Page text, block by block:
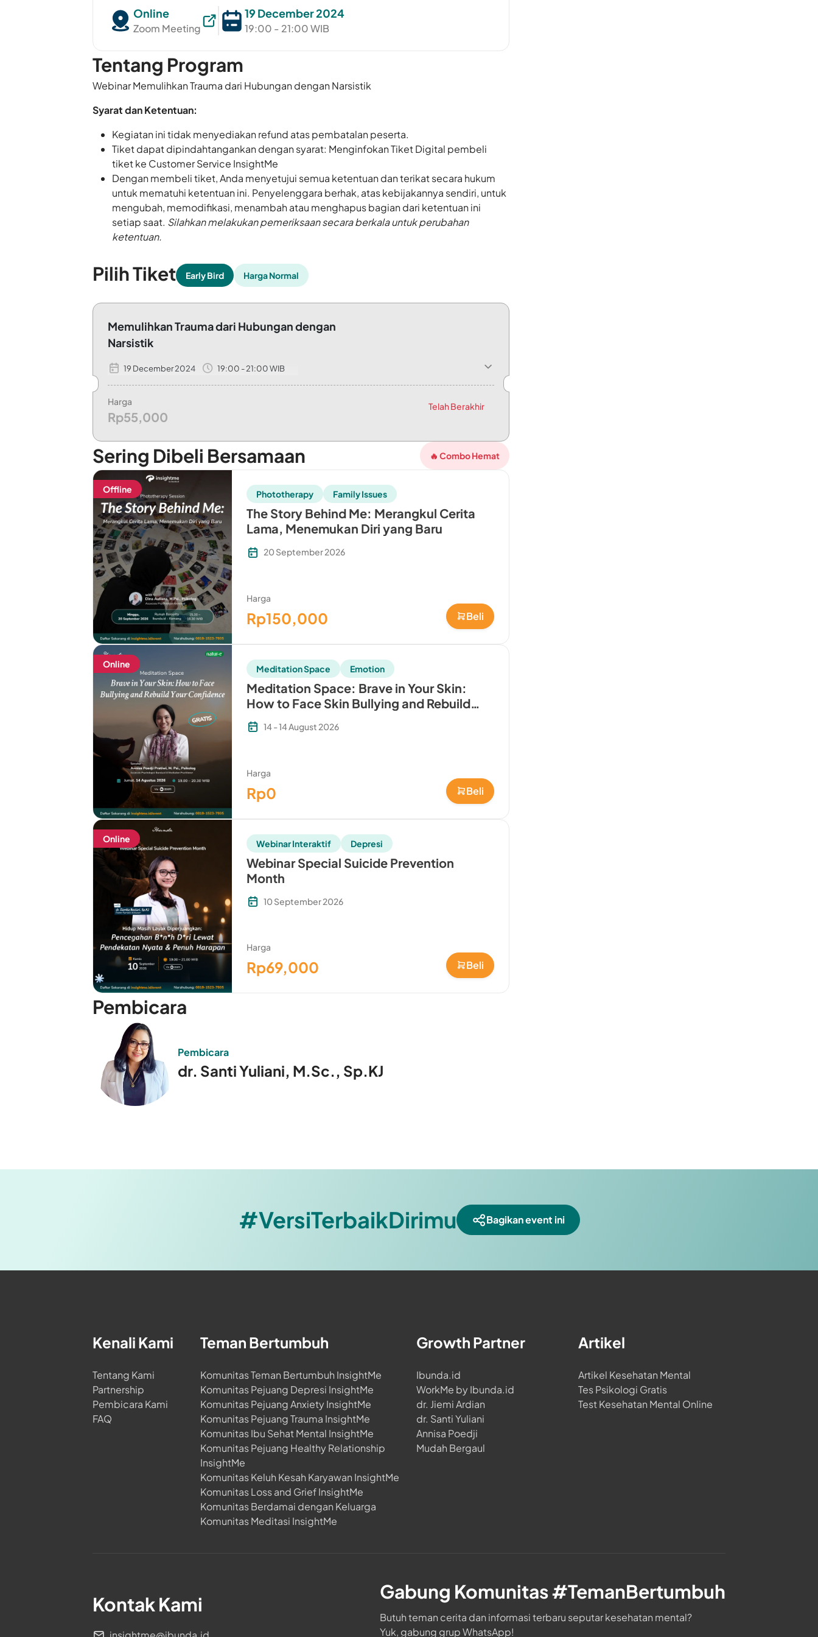
Online
Zoom Meeting
19 December 2024
19:00 - 21:00 WIB
Tentang Program
Webinar Memulihkan Trauma dari Hubungan dengan Narsistik
Syarat dan Ketentuan:
Kegiatan ini tidak menyediakan refund atas pembatalan peserta.
Tiket dapat dipindahtangankan dengan syarat: Menginfokan Tiket Digital pembeli
tiket ke Customer Service InsightMe
Dengan membeli tiket, Anda menyetujui semua ketentuan dan terikat secara hukum
untuk mematuhi ketentuan ini. Penyelenggara berhak, atas kebijakannya sendiri, untuk
mengubah, memodifikasi, menambah atau menghapus bagian dari ketentuan ini
setiap saat. Silahkan melakukan pemeriksaan secara berkala untuk perubahan
ketentuan.
Pilih Tiket Early Bird Harga Normal
Memulihkan Trauma dari Hubungan dengan
Narsistik
19 December 2024 19:00 - 21:00 WIB
🗓️ Kamis, 19 Desember 2024 🕖 19.00-21.00 WIB
Harga
Rp55,000
Telah Berakhir
Sering Dibeli Bersamaan 🔥 Combo Hemat
Offline Phototherapy Family Issues
The Story Behind Me: Merangkul Cerita
Lama, Menemukan Diri yang Baru
20 September 2026
Harga
Rp150,000 Beli
Online Meditation Space Emotion
Meditation Space: Brave in Your Skin:
How to Face Skin Bullying and Rebuild
Your Confidence
14 - 14 August 2026
Harga
Rp0 Beli
Online Webinar Interaktif Depresi
Webinar Special Suicide Prevention
Month
10 September 2026
Harga
Rp69,000 Beli
Pembicara
Pembicara
dr. Santi Yuliani, M.Sc., Sp.KJ
#VersiTerbaikDirimu Bagikan event ini
Kenali Kami
Tentang Kami
Partnership
Pembicara Kami
FAQ
Teman Bertumbuh
Komunitas Teman Bertumbuh InsightMe
Komunitas Pejuang Depresi InsightMe
Komunitas Pejuang Anxiety InsightMe
Komunitas Pejuang Trauma InsightMe
Komunitas Ibu Sehat Mental InsightMe
Komunitas Pejuang Healthy Relationship
InsightMe
Komunitas Keluh Kesah Karyawan InsightMe
Komunitas Loss and Grief InsightMe
Komunitas Berdamai dengan Keluarga
Komunitas Meditasi InsightMe
Growth Partner
Ibunda.id
WorkMe by Ibunda.id
dr. Jiemi Ardian
dr. Santi Yuliani
Annisa Poedji
Mudah Bergaul
Artikel
Artikel Kesehatan Mental
Tes Psikologi Gratis
Test Kesehatan Mental Online
Kontak Kami
Gabung Komunitas #TemanBertumbuh
Butuh teman cerita dan informasi terbaru seputar kesehatan mental?
Yuk, gabung grup WhatsApp!